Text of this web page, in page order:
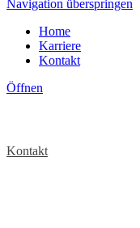
Navigation überspringen
Home
Karriere
Kontakt
Öffnen
Kontakt